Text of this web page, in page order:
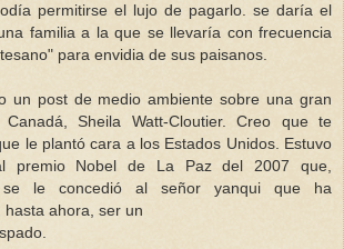
permitirse el lujo de pagarlo. se daría el
familia a la que se llevaría con frecuencia
para envidia de sus paisanos.
un post de medio ambiente sobre una gran
Sheila Watt-Cloutier. Creo que te
le plantó cara a los Estados Unidos. Estuvo
premio Nobel de La Paz del 2007 que,
se le concedió al señor yanqui que ha
hasta ahora, ser un